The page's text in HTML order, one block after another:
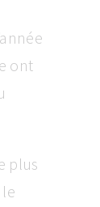
ont
plus